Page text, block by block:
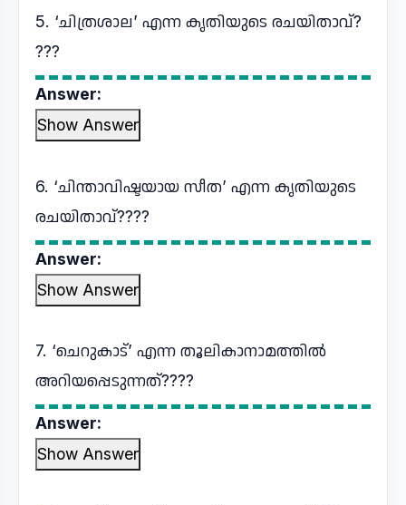
5. ‘ചിത്രശാല’ എന്ന കൃതിയുടെ രചയിതാവ്?
???
Answer:
Show Answer
6. ‘ചിന്താവിഷ്ടയായ സീത’ എന്ന കൃതിയുടെ
രചയിതാവ്????
Answer:
Show Answer
7. ‘ചെറുകാട്’ എന്ന തൂലികാനാമത്തില്‍
അറിയപ്പെടുന്നത്????
Answer:
Show Answer